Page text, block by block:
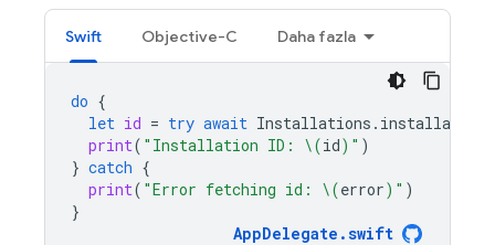
Swift Objective-C Daha fazla
do {
let id = try await Installations . installations
print( "Installation ID: \(id) " )
} catch {
print( "Error fetching id: \(error) " )
}
AppDelegate .swift